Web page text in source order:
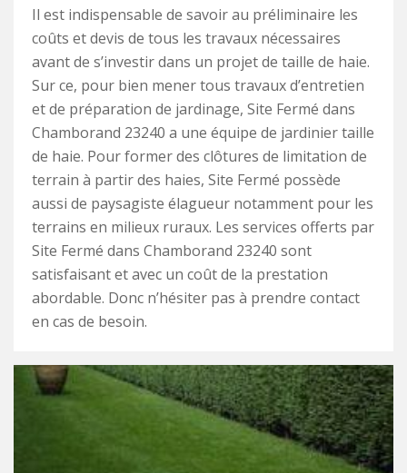
Il est indispensable de savoir au préliminaire les
coûts et devis de tous les travaux nécessaires
avant de s’investir dans un projet de taille de haie.
Sur ce, pour bien mener tous travaux d’entretien
et de préparation de jardinage, Site Fermé dans
Chamborand 23240 a une équipe de jardinier taille
de haie. Pour former des clôtures de limitation de
terrain à partir des haies, Site Fermé possède
aussi de paysagiste élagueur notamment pour les
terrains en milieux ruraux. Les services offerts par
Site Fermé dans Chamborand 23240 sont
satisfaisant et avec un coût de la prestation
abordable. Donc n’hésiter pas à prendre contact
en cas de besoin.